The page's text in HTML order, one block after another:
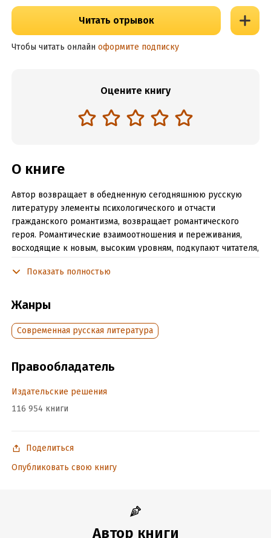
Читать отрывок
Чтобы читать онлайн оформите подписку
Оцените книгу
О книге
Автор возвращает в обедненную сегодняшнюю русскую
литературу элементы психологического и отчасти
гражданского романтизма, возвращает романтического
героя. Романтические взаимоотношения и переживания,
восходящие к новым, высоким уровням, подкупают читателя,
человеческого бытия, как любовь, красота, честь,
Подробная информация
Год издания:
Дата поступления:
ISBN (EAN):9785005537393
Время на чтение:
Показать полностью
Жанры
Современная русская литература
Правообладатель
Издательские решения
116 954 книги
Поделиться
Опубликовать свою книгу
Автор книги